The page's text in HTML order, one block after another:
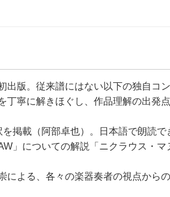
版。従来譜にはない以下の独自コ
寧に解きほぐし、作品理解の出発
掲載（阿部卓也）。日本語で朗読で
」についての解説「ニクラウス・
による、各々の楽器奏者の視点から